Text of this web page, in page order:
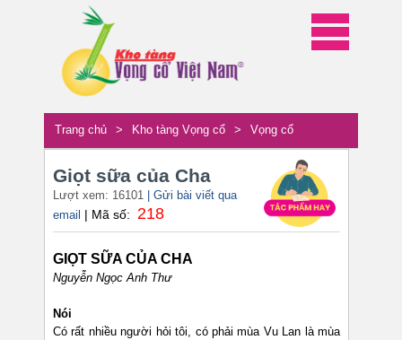
Trang chủ > Kho tàng Vọng cổ > Vọng cổ
Giọt sữa của Cha
Lượt xem: 16101
| Gửi bài viết qua
email | Mã số: 218
GIỌT SỮA CỦA CHA
Nguyễn Ngọc Anh Thư
Nói
Có rất nhiều người hỏi tôi, có phải mùa Vu Lan là mùa